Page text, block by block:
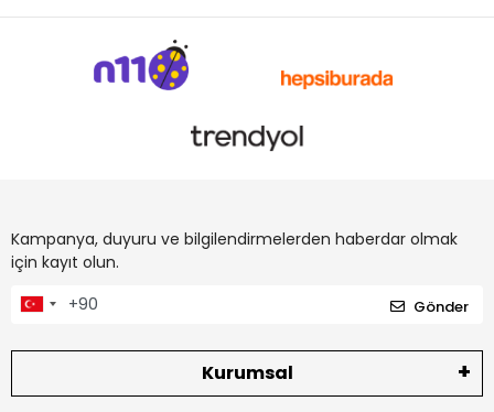
Kampanya, duyuru ve bilgilendirmelerden haberdar olmak
için kayıt olun.
Gönder
Kurumsal